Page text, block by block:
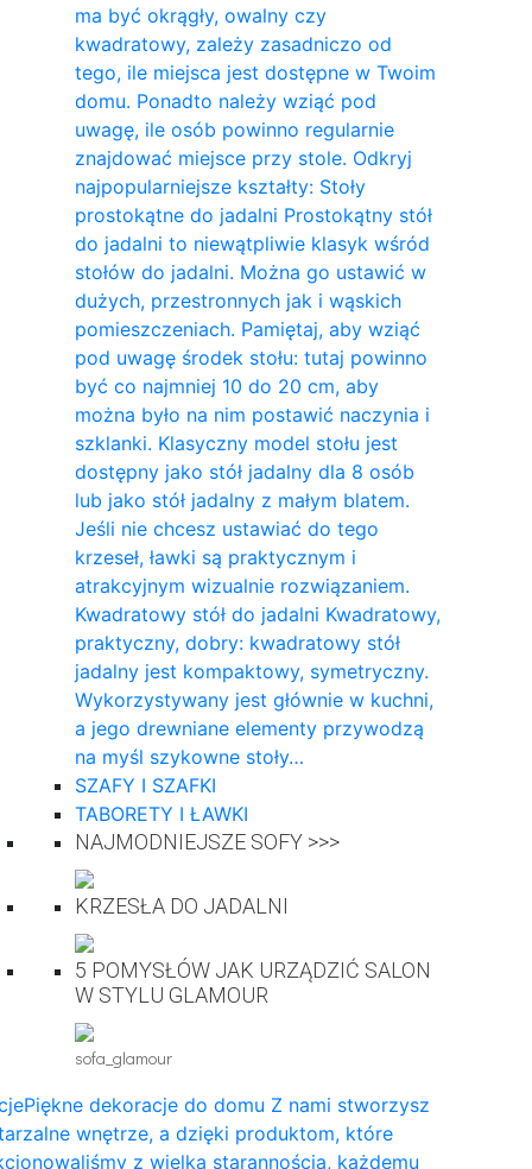
ma być okrągły, owalny czy
kwadratowy, zależy zasadniczo od
tego, ile miejsca jest dostępne w Twoim
domu. Ponadto należy wziąć pod
uwagę, ile osób powinno regularnie
znajdować miejsce przy stole. Odkryj
najpopularniejsze kształty: Stoły
prostokątne do jadalni Prostokątny stół
do jadalni to niewątpliwie klasyk wśród
stołów do jadalni. Można go ustawić w
dużych, przestronnych jak i wąskich
pomieszczeniach. Pamiętaj, aby wziąć
pod uwagę środek stołu: tutaj powinno
być co najmniej 10 do 20 cm, aby
można było na nim postawić naczynia i
szklanki. Klasyczny model stołu jest
dostępny jako stół jadalny dla 8 osób
lub jako stół jadalny z małym blatem.
Jeśli nie chcesz ustawiać do tego
krzeseł, ławki są praktycznym i
atrakcyjnym wizualnie rozwiązaniem.
Kwadratowy stół do ​​jadalni Kwadratowy,
praktyczny, dobry: kwadratowy stół
jadalny jest kompaktowy, symetryczny.
Wykorzystywany jest głównie w kuchni,
a jego drewniane elementy przywodzą
na myśl szykowne stoły…
SZAFY I SZAFKI
TABORETY I ŁAWKI
NAJMODNIEJSZE SOFY >>>
KRZESŁA DO JADALNI
5 POMYSŁÓW JAK URZĄDZIĆ SALON
W STYLU GLAMOUR
sofa_glamour
Piękne dekoracje do domu Z nami stworzysz
wnętrze, a dzięki produktom, które
z wielką starannością, każdemu